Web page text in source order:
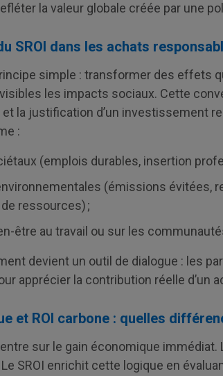
la valeur globale créée par une
SROI dans les achats
simple : transformer des effets
les impacts sociaux. Cette
la justification d’un investissement
:
(emplois durables, insertion
(émissions évitées,
ressources) ;
être au travail ou sur les
devient un outil de dialogue : les
apprécier la contribution réelle d’un
et ROI carbone : quelles
sur le gain économique immédiat.
Le SROI enrichit cette logique en